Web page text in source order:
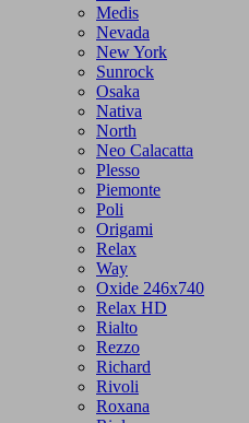
Medis
Nevada
New York
Sunrock
Osaka
Nativa
North
Neo Calacatta
Plesso
Piemonte
Poli
Origami
Relax
Way
Oxide 246x740
Relax HD
Rialto
Rezzo
Richard
Rivoli
Roxana